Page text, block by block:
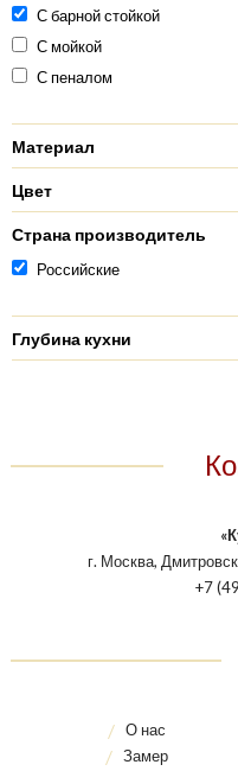
С барной стойкой
С мойкой
С пеналом
Материал
Цвет
Страна производитель
Российские
Глубина кухни
г. Москва,
+7
О нас
Замер